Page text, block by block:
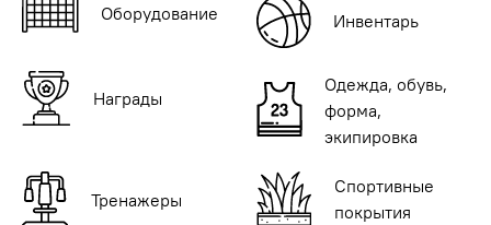
Оборудование Инвентарь
Награды
Одежда, обувь,
форма,
экипировка
Тренажеры
Спортивные
покрытия